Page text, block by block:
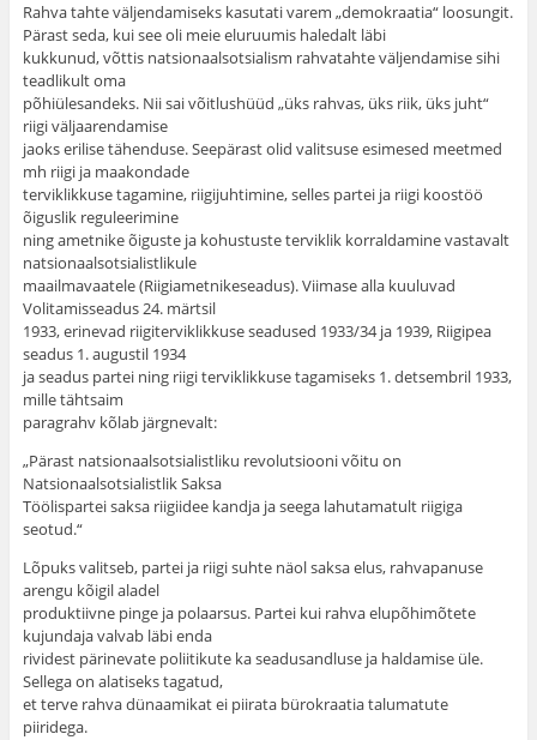
Rahva tahte väljendamiseks kasutati varem „demokraatia“ loosungit.
Pärast seda, kui see oli meie eluruumis haledalt läbi
kukkunud, võttis natsionaalsotsialism rahvatahte väljendamise sihi
teadlikult oma
põhiülesandeks. Nii sai võitlushüüd „üks rahvas, üks riik, üks juht“
riigi väljaarendamise
jaoks erilise tähenduse. Seepärast olid valitsuse esimesed meetmed
mh riigi ja maakondade
terviklikkuse tagamine, riigijuhtimine, selles partei ja riigi koostöö
õiguslik reguleerimine
ning ametnike õiguste ja kohustuste terviklik korraldamine vastavalt
natsionaalsotsialistlikule
maailmavaatele (Riigiametnikeseadus). Viimase alla kuuluvad
Volitamisseadus 24. märtsil
1933, erinevad riigiterviklikkuse seadused 1933/34 ja 1939, Riigipea
seadus 1. augustil 1934
ja seadus partei ning riigi terviklikkuse tagamiseks 1. detsembril 1933,
mille tähtsaim
paragrahv kõlab järgnevalt:
„Pärast natsionaalsotsialistliku revolutsiooni võitu on
Natsionaalsotsialistlik Saksa
Töölispartei saksa riigiidee kandja ja seega lahutamatult riigiga
seotud.“
Lõpuks valitseb, partei ja riigi suhte näol saksa elus, rahvapanuse
arengu kõigil aladel
produktiivne pinge ja polaarsus. Partei kui rahva elupõhimõtete
kujundaja valvab läbi enda
rividest pärinevate poliitikute ka seadusandluse ja haldamise üle.
Sellega on alatiseks tagatud,
et terve rahva dünaamikat ei piirata bürokraatia talumatute
piiridega.